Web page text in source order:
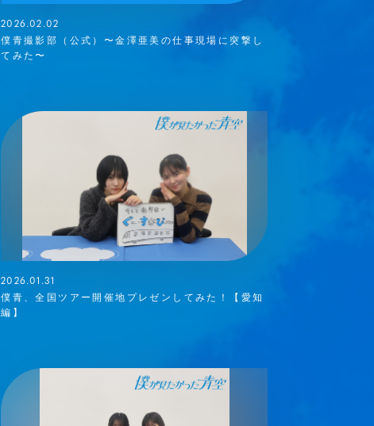
2026.02.02
僕青撮影部（公式）〜金澤亜美の仕事現場に突撃し
てみた〜
2026.01.31
僕青、全国ツアー開催地プレゼンしてみた！【愛知
編】